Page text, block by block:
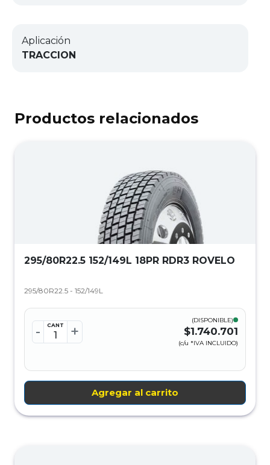
Aplicación
TRACCION
Productos relacionados
295/80R22.5 152/149L 18PR RDR3 ROVELO
295/80R22.5 - 152/149L
- CANT +
(DISPONIBLE)
$1.740.701
(c/u *IVA INCLUIDO)
Agregar al carrito